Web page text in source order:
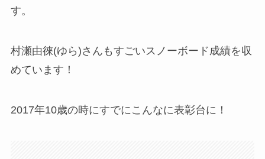
す。
村瀬由徠(ゆら)さんもすごいスノーボード成績を収
めています！
2017年10歳の時にすでにこんなに表彰台に！